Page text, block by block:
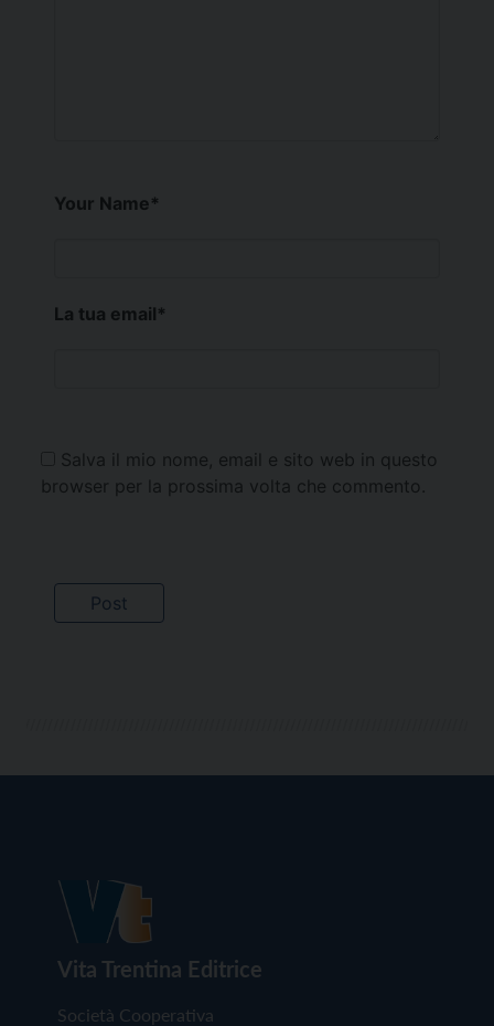
Your Name*
La tua email*
Salva il mio nome, email e sito web in questo
browser per la prossima volta che commento.
Vita Trentina Editrice
Società Cooperativa